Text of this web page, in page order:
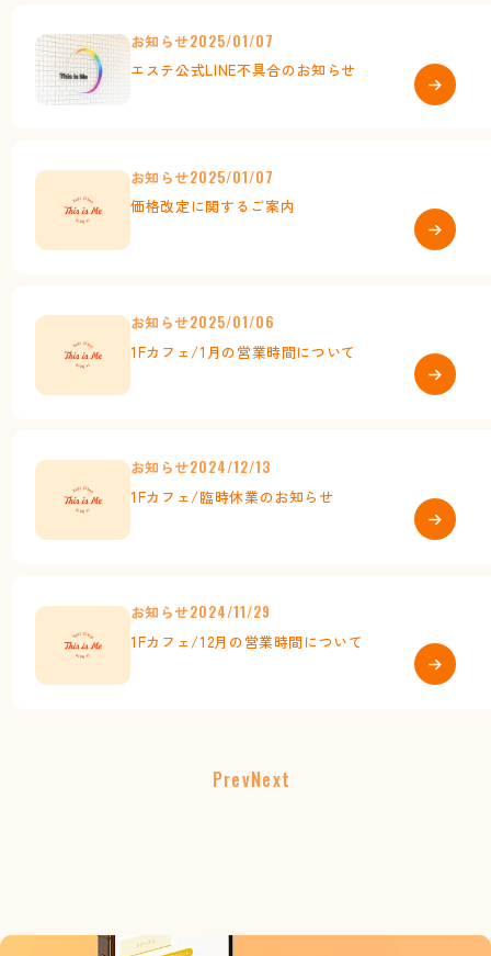
お知らせ2025/01/07
エステ公式LINE不具合のお知らせ
お知らせ2025/01/07
価格改定に関するご案内
お知らせ2025/01/06
1Fカフェ/1月の営業時間について
お知らせ2024/12/13
1Fカフェ/臨時休業のお知らせ
お知らせ2024/11/29
1Fカフェ/12月の営業時間について
PrevNext